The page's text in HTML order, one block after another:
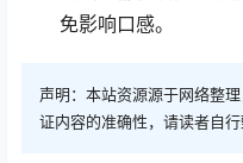
免影响口感。
声明：本站资源源于网络整
证内容的准确性，请读者自行